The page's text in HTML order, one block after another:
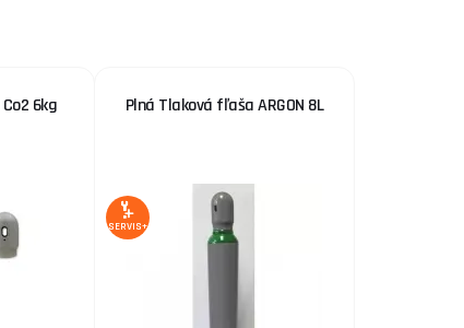
6kg Plná Tlaková fľaša ARGON 8L
SERVIS+